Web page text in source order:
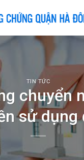
TIN TỨC
chuyển
sử dụng